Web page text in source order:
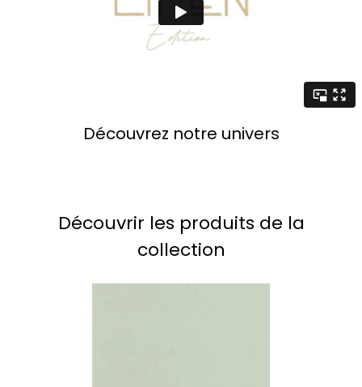
Découvrez notre univers
Découvrir les produits de la
collection